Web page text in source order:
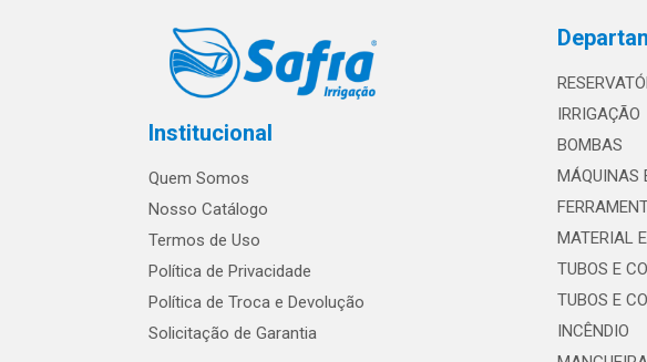
Institucional
Quem Somos
Nosso Catálogo
Termos de Uso
Política de Privacidade
Política de Troca e Devolução
Solicitação de Garantia
IRRIGAÇÃO
BOMBAS
MÁQUINAS
MATERIAL
TUBOS E
TUBOS E
INCÊNDIO